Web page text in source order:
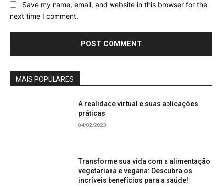
Save my name, email, and website in this browser for the
next time I comment.
MAIS POPULARES
A realidade virtual e suas aplicações
práticas
04/02/2023
Transforme sua vida com a alimentação
vegetariana e vegana: Descubra os
incríveis benefícios para a saúde!